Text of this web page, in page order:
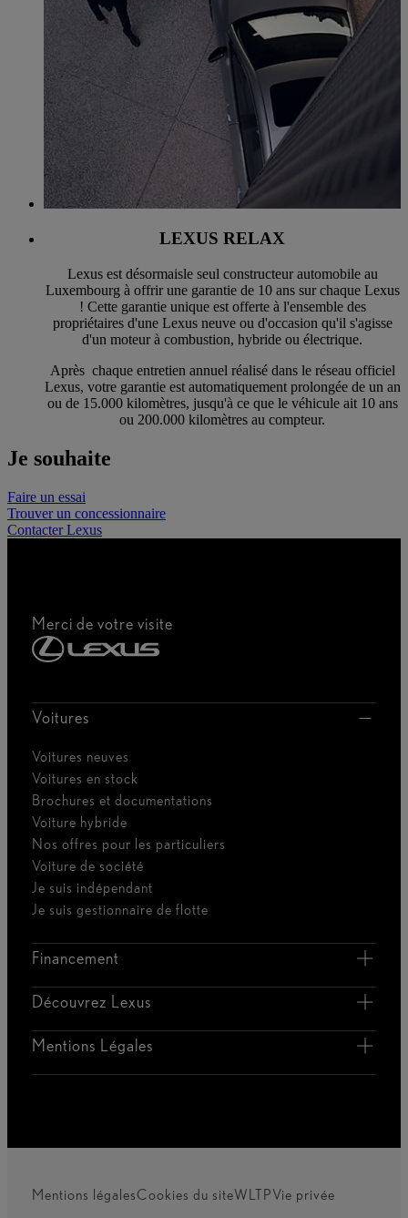
LEXUS RELAX
Lexus est désormaisle seul constructeur automobile au
Luxembourg à offrir une garantie de 10 ans sur chaque Lexus
! Cette garantie unique est offerte à l'ensemble des
propriétaires d'une Lexus neuve ou d'occasion qu'il s'agisse
d'un moteur à combustion, hybride ou électrique.
Après chaque entretien annuel réalisé dans le réseau officiel
Lexus, votre garantie est automatiquement prolongée de un an
ou de 15.000 kilomètres, jusqu'à ce que le véhicule ait 10 ans
ou 200.000 kilomètres au compteur.
Je souhaite
Faire un essai
Trouver un concessionnaire
Contacter Lexus
Merci de votre visite
Voitures
Voitures neuves
Voitures en stock
Brochures et documentations
Voiture hybride
Nos offres pour les particuliers
Voiture de société
Je suis indépendant
Je suis gestionnaire de flotte
Financement
Découvrez Lexus
Mentions Légales
Mentions légalesCookies du siteWLTPVie privée